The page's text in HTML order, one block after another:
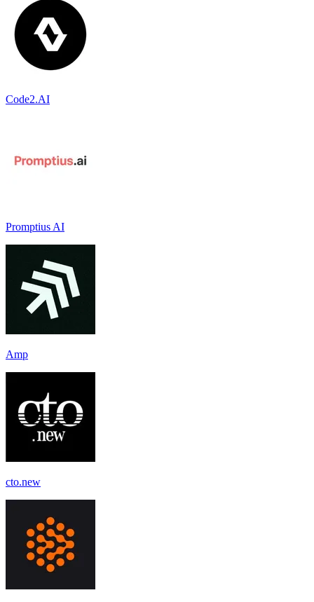
Code2.AI
Promptius AI
Amp
cto.new